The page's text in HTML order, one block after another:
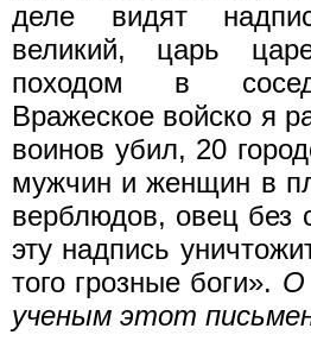
деле видят
великий, царь
походом в
Вражеское войско я
воинов убил, 20
мужчин и женщин в
верблюдов, овец без
эту надпись
того грозные боги». О
ученым этот